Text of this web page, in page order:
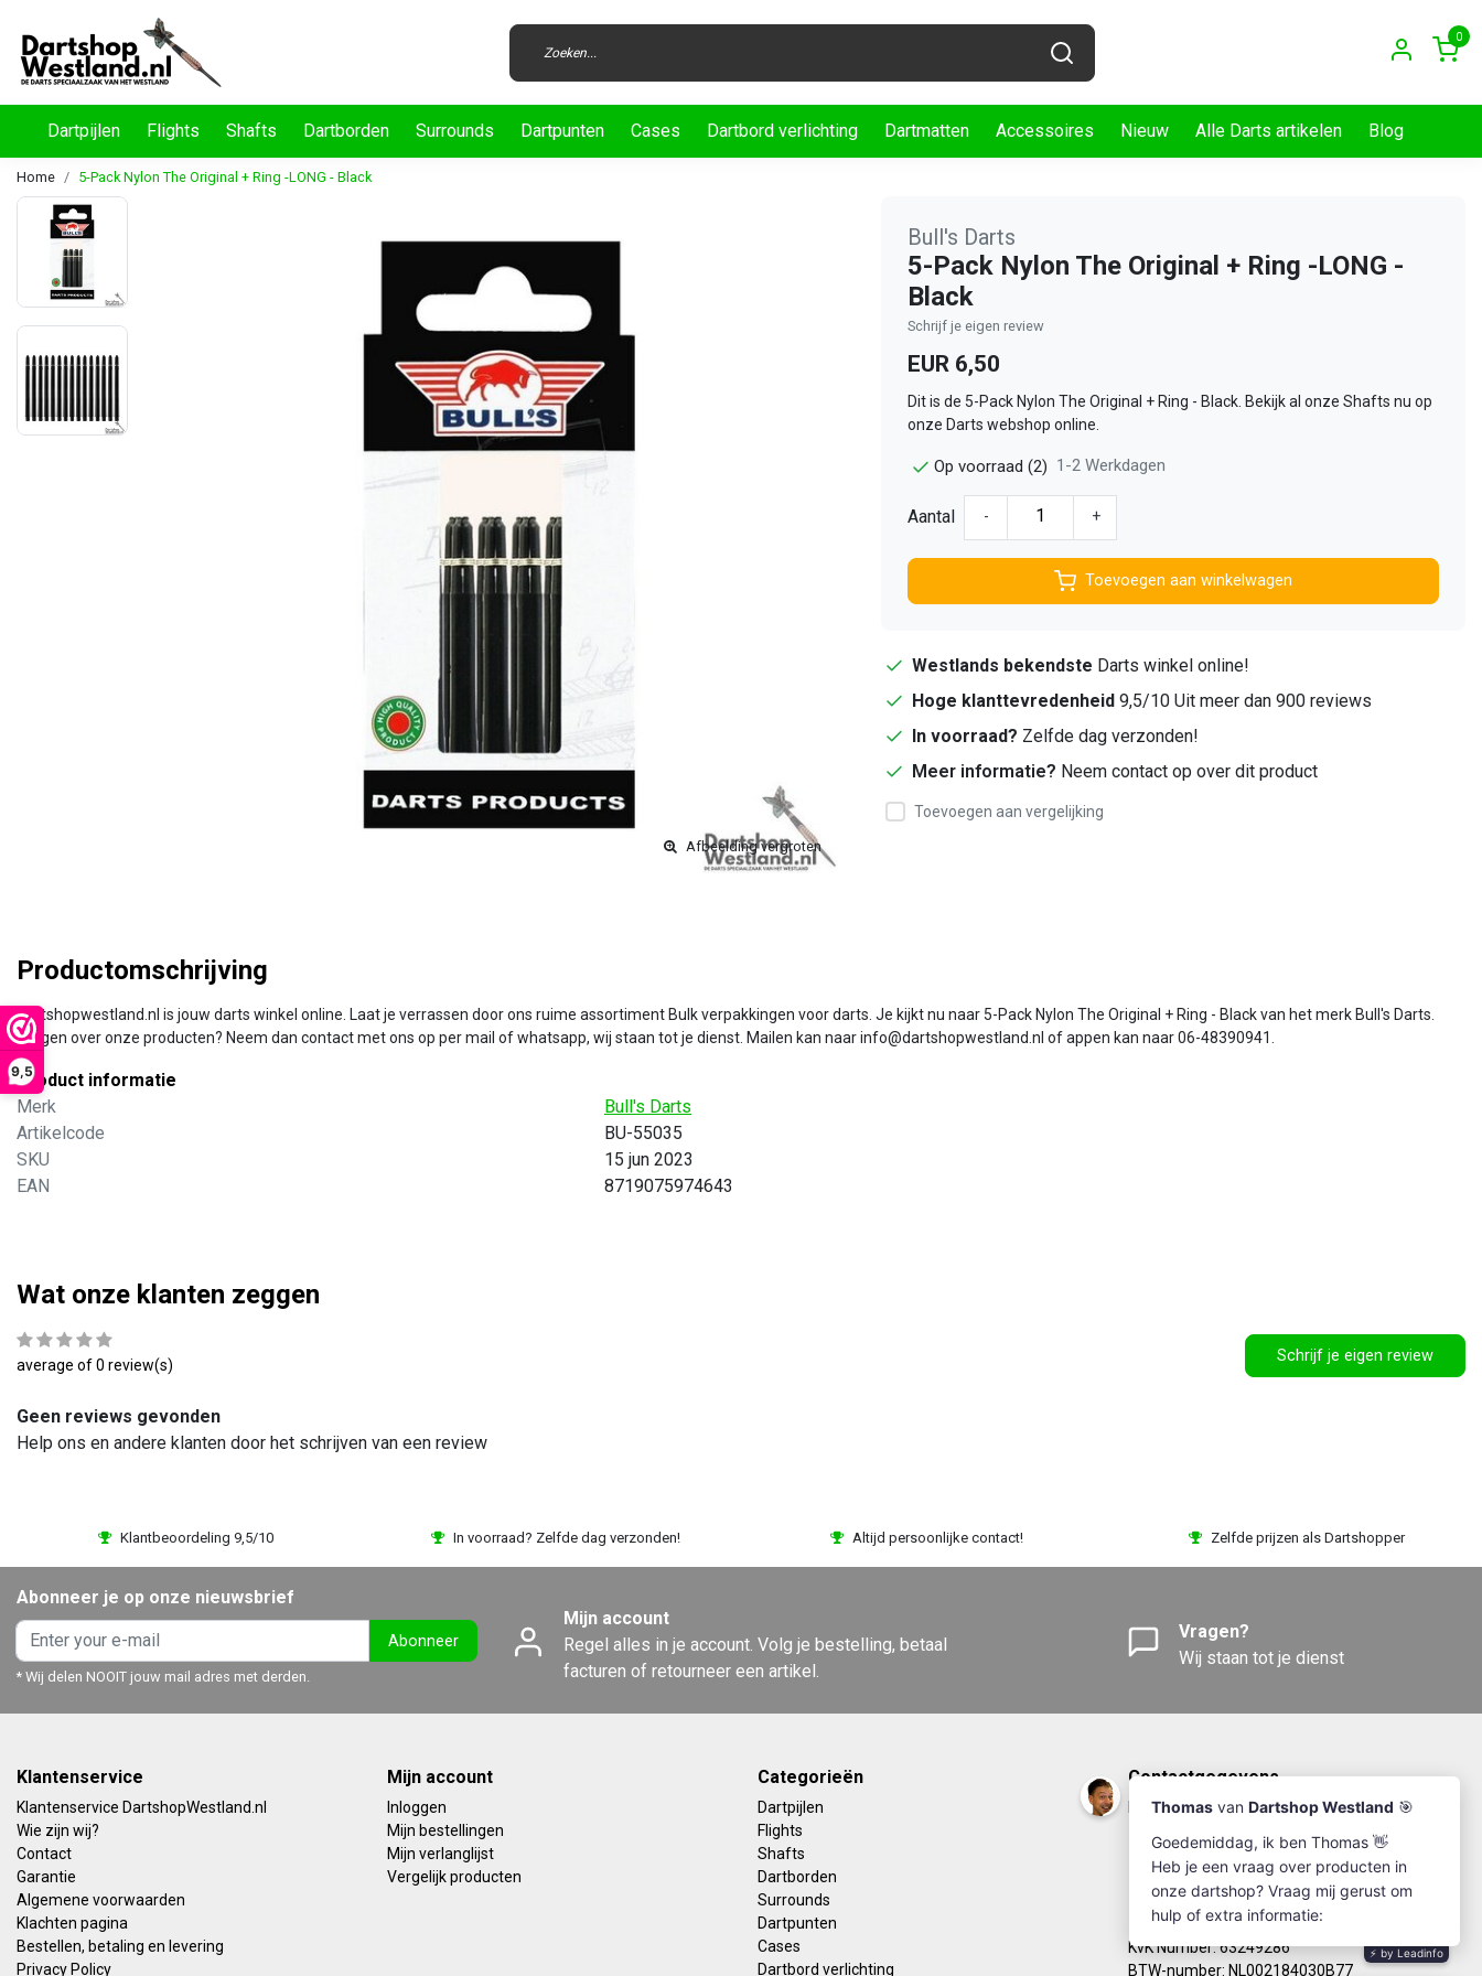
9,5
0
Dartpijlen Flights Shafts Dartborden Surrounds Dartpunten Cases Dartbord verlichting Dartmatten Accessoires Nieuw Alle Darts artikelen Blog
Home 5-Pack Nylon The Original + Ring -LONG - Black
Afbeelding vergroten
Bull's Darts
5-Pack Nylon The Original + Ring -LONG -
Black
Schrijf je eigen review
EUR 6,50
Dit is de 5-Pack Nylon The Original + Ring - Black. Bekijk al onze Shafts nu op
onze Darts webshop online.
Op voorraad (2) 1-2 Werkdagen
Aantal - +
Toevoegen aan winkelwagen
Westlands bekendste Darts winkel online!
Hoge klanttevredenheid 9,5/10 Uit meer dan 900 reviews
In voorraad? Zelfde dag verzonden!
Meer informatie? Neem contact op over dit product
Toevoegen aan vergelijking
Productomschrijving
Dartshopwestland.nl is jouw darts winkel online. Laat je verrassen door ons ruime assortiment Bulk verpakkingen voor darts. Je kijkt nu naar 5-Pack Nylon The Original + Ring - Black van het merk Bull's Darts.
Vragen over onze producten? Neem dan contact met ons op per mail of whatsapp, wij staan tot je dienst. Mailen kan naarinfo@dartshopwestland.nl of appen kan naar 06-48390941.
Product informatie
Merk
Bull's Darts
Artikelcode
BU-55035
SKU
15 jun 2023
EAN
8719075974643
Wat onze klanten zeggen
average of 0 review(s) Schrijf je eigen review
Geen reviews gevonden
Help ons en andere klanten door het schrijven van een review
Klantbeoordeling 9,5/10 In voorraad? Zelfde dag verzonden! Altijd persoonlijke contact! Zelfde prijzen als Dartshopper
Abonneer je op onze nieuwsbrief
Abonneer
* Wij delen NOOIT jouw mail adres met derden.
Mijn account
Regel alles in je account. Volg je bestelling, betaal
facturen of retourneer een artikel.
Vragen?
Wij staan tot je dienst
Klantenservice
Klantenservice DartshopWestland.nl
Wie zijn wij?
Contact
Garantie
Algemene voorwaarden
Klachten pagina
Bestellen, betaling en levering
Privacy Policy
Mijn account
Inloggen
Mijn bestellingen
Mijn verlanglijst
Vergelijk producten
Categorieën
Dartpijlen
Flights
Shafts
Dartborden
Surrounds
Dartpunten
Cases
Dartbord verlichting
Contactgegevens
DartshopWestland.nl
info@dartshopwestland.nl
Kleine Woerdlaan 19
2671 CA - Naaldwijk
KvK Number: 63249286
BTW-number: NL002184030B77